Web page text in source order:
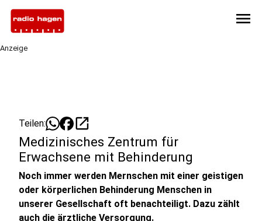
menu
Anzeige
Teilen: open_in_new
Medizinisches Zentrum für
Erwachsene mit Behinderung
Noch immer werden Mernschen mit einer geistigen
oder körperlichen Behinderung Menschen in
unserer Gesellschaft oft benachteiligt. Dazu zählt
auch die ärztliche Versorgung.